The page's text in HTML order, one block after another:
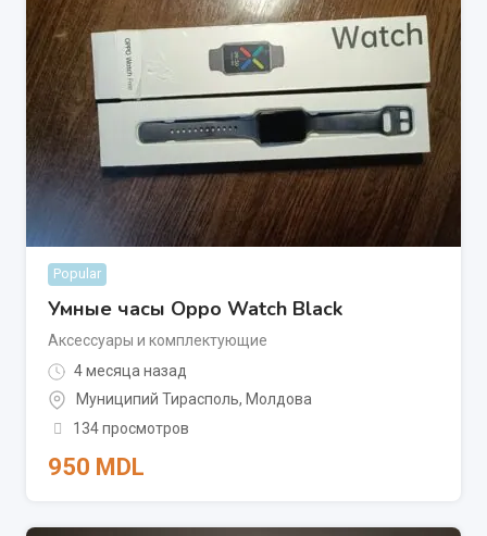
Popular
Умные часы Oppo Watch Black
Аксессуары и комплектующие
4 месяца назад
Муниципий Тирасполь, Молдова
134 просмотров
950 MDL